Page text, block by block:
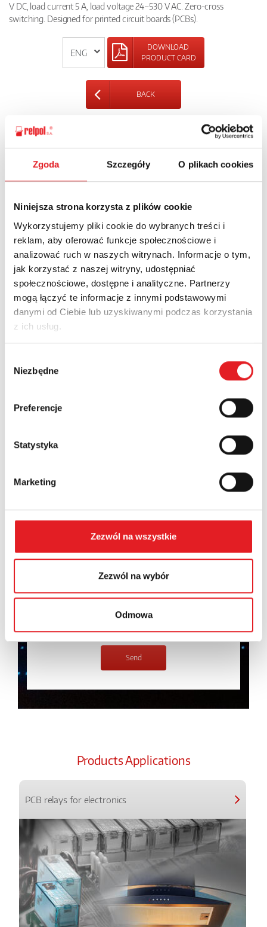
Zgoda Szczegóły O plikach cookies
Niniejsza strona korzysta z plików cookie
Wykorzystujemy pliki cookie do wybranych treści i
reklam, aby oferować funkcje społecznościowe i
analizować ruch w naszych witrynach. Informacje o tym,
jak korzystać z naszej witryny, udostępniać
społecznościowe, dostępne i analityczne. Partnerzy
mogą łączyć te informacje z innymi podstawowymi
danymi od Ciebie lub uzyskiwanymi podczas korzystania
z ich usług.
zgody
Niezbędne
Preferencje
Statystyka
Marketing
Zezwól na wszystkie
Zezwól na wybór
Odmowa
V DC, load current 5 A, load voltage 24–530 V AC. Zero-cross
switching. Designed for printed circuit boards (PCBs).
DOWNLOAD
PRODUCT CARD
BACK
Ask for the details of the offer
Email: *
Company:
I consent to the processing of my personal data by
Relpol S.A. More information on the processing of
personal data in the Privacy Policy*
Products Applications
PCB relays for electronics